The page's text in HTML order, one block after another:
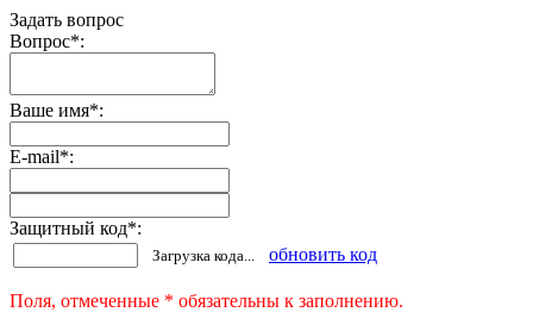
Задать вопрос
Вопрос*:
Ваше имя*:
E-mail*:
Защитный код*:
Загрузка кода... обновить код
Поля, отмеченные * обязательны к заполнению.